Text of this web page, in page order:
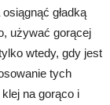
gładką
używać gorącej
wtedy, gdy jest
tych
na gorąco i